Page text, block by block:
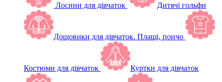
Лосини для дівчаток Дитячі гольфи
Дощовики для дівчаток. Плащі, пончо
Костюми для дівчаток Куртки для дівчаток